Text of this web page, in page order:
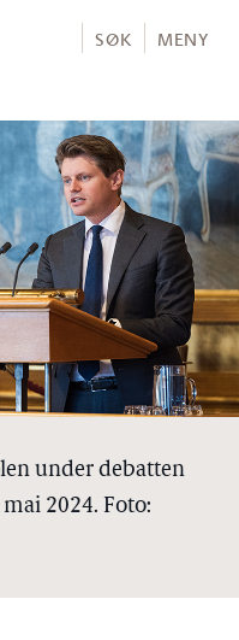
SØK MENY
under debatten
2024. Foto: